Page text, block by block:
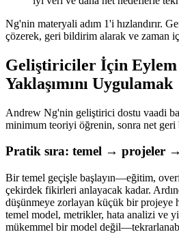
Ng'nin materyali adım 1'i hızlandırır.
çözerek, geri bildirim alarak ve zaman
Geliştiriciler İçin Eylem
Yaklaşımını Uygulamak
Andrew Ng'nin geliştirici dostu vaadi
minimum teoriyi öğrenin, sonra net
Pratik sıra: temel → projeler
Bir temel geçişle başlayın—eğitim,
çekirdek fikirleri anlayacak kadar.
düşünmeye zorlayan küçük bir projeye
temel model, metrikler, hata analizi ve
mükemmel bir model